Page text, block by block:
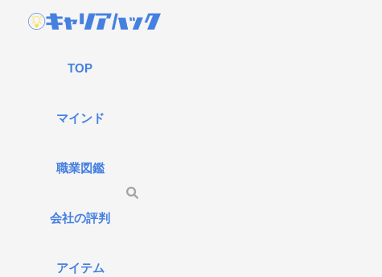
TOP
マインド
職業図鑑
会社の評判
アイテム